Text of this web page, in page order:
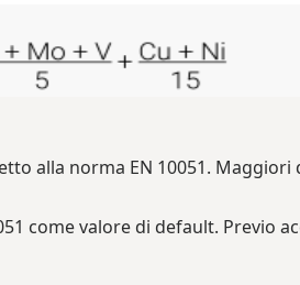
alla norma EN 10051.
come valore di default.